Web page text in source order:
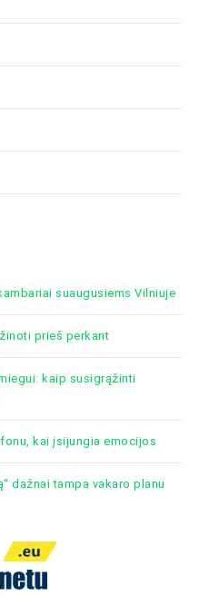
suaugusiems Vilniuje
prieš perkant
kaip susigrąžinti
kai įsijungia emocijos
dažnai tampa vakaro planu